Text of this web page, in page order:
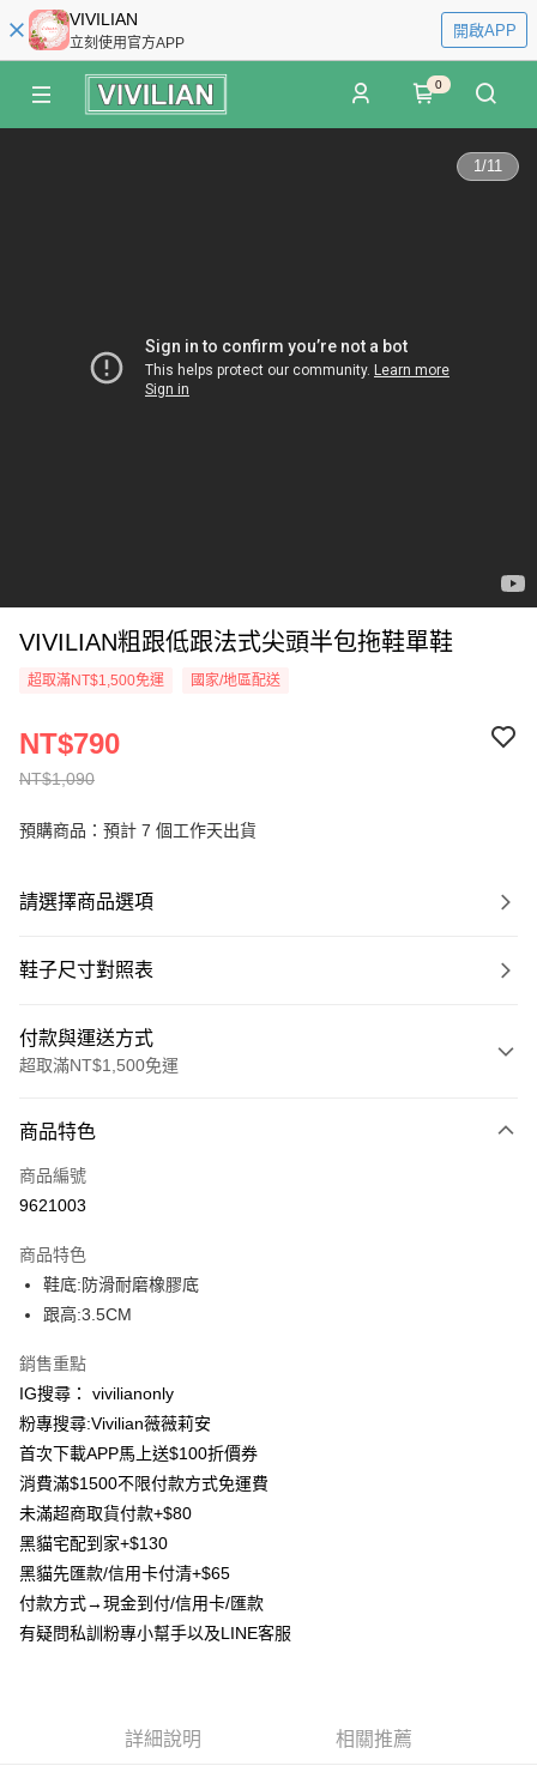
VIVILIAN
立刻使用官方APP
開啟APP
0
1/11
VIVILIAN粗跟低跟法式尖頭半包拖鞋單鞋
超取滿NT$1,500免運 國家/地區配送
NT$1,090
NT$790
預購商品：預計 7 個工作天出貨
請選擇商品選項
鞋子尺寸對照表
付款與運送方式
超取滿NT$1,500免運
信用卡一次付款
信用卡分期付款
合作金庫商業銀行
華南商業銀行
上海商業儲蓄銀行
臺灣中小企業銀行
匯豐（台灣）商業銀行
聯邦商業銀行
元大商業銀行
台新國際商業銀行
台灣樂天信用卡公司
超商取貨付款
LINE Pay
Apple Pay
街口支付
Google Pay
大哥付你分期
相關說明
【大哥付你分期使用說明】
1.本服務由台灣大哥大提供，台灣大哥大用戶可立即使用無須另外申請。
2.付款方式選擇「大哥付你分期」，訂單成立後會自動跳轉到大哥付的交易
流程，驗證手機門號後，選擇欲分期的期數、繳款截止日，確認付款後即完
成交易。
【繳款方式說明】
AFTEE先享後付
相關說明
【關於「AFTEE先享後付」】
３．安心：先確認商品／服務後，再付款。
ATM付款
商品特色
商品編號
9621003
商品特色
鞋底:防滑耐磨橡膠底
跟高:3.5CM
銷售重點
IG搜尋： vivilianonly
粉專搜尋:Vivilian薇薇莉安
首次下載APP馬上送$100折價券
消費滿$1500不限付款方式免運費
未滿超商取貨付款+$80
黑貓宅配到家+$130
黑貓先匯款/信用卡付清+$65
付款方式→現金到付/信用卡/匯款
有疑問私訓粉專小幫手以及LINE客服
詳細說明 相關推薦